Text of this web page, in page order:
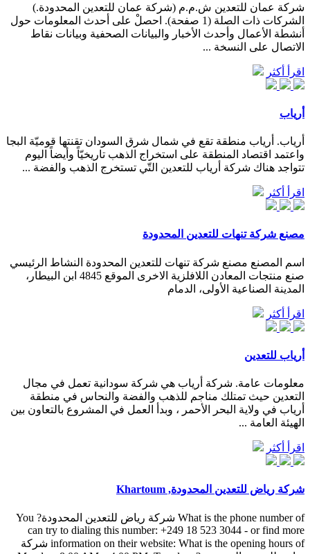
شركة عمان للتعدين ش.م.م (شركة عمان للتعدين المحدودة.)
الشركات ذات الصلة (1 صفحة). احصلْ على أحدث المعلومات حول
أنشطة الأعمال وأحدث الأخبار والبيانات الصحفية وبيانات نقاط
الاتصال على النسخة ...
اقرأ أكثر
أرياب
أرياب. أرياب منطقة تقع في شمال شرق السودان تقنتها قوميّة البجا
واعتمد اقتصاد المنطقة على استخراج الذهب تاريخيّاً وأيضاً اليوم
تتواجد هناك شركة أرياب للتعدين التّي تستخرج الذهب والفضة ...
اقرأ أكثر
مصنع شركة تنهات للتعدين المحدودة
اسم المصنع مصنع شركة تنهات للتعدين المحدودة النشاط الرئيسي
صنع منتجات المعادن اللافلزية الاخرى الموقع 4845 ابن البيطار،
المدينة الصناعية الأولى، الدمام
اقرأ أكثر
أرياب للتعدين
معلومات عامة. شركة أرياب هي شركة سودانية تعمل في مجال
التعدين حيث تمتلك مناجم للذهب والفضة والنحاس في منطقة
أرياب في ولاية البحر الأحمر ، وبدأ العمل في المشروع بالتعاون بين
الهيئة العامة ...
اقرأ أكثر
شركة رياض للتعدين المحدودة, Khartoum
What is the phone number of شركة رياض للتعدين المحدودة? You
can try to dialing this number: +249 18 523 3044 - or find more
information on their website: What is the opening hours of شركة